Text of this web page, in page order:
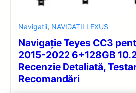
Navigatii, NAVIGATII LEXUS
Navigație Teyes CC3
2015-2022 6+128GB
Recenzie Detaliată,
Recomandări